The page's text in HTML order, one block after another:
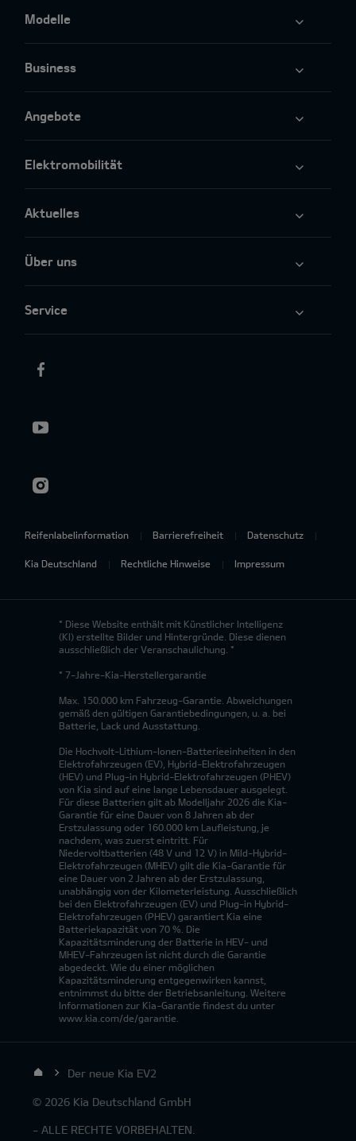
Modelle
Business
Angebote
Elektromobilität
Aktuelles
Über uns
Service
Reifenlabelinformation Barrierefreiheit Datenschutz
Kia Deutschland Rechtliche Hinweise Impressum
* Diese Website enthält mit Künstlicher Intelligenz
(KI) erstellte Bilder und Hintergründe. Diese dienen
ausschließlich der Veranschaulichung. *
* 7-Jahre-Kia-Herstellergarantie
Max. 150.000 km Fahrzeug-Garantie. Abweichungen
gemäß den gültigen Garantiebedingungen, u. a. bei
Batterie, Lack und Ausstattung.
Die Hochvolt-Lithium-Ionen-Batterieeinheiten in den
Elektrofahrzeugen (EV), Hybrid-Elektrofahrzeugen
(HEV) und Plug-in Hybrid-Elektrofahrzeugen (PHEV)
von Kia sind auf eine lange Lebensdauer ausgelegt.
Für diese Batterien gilt ab Modelljahr 2026 die Kia-
Garantie für eine Dauer von 8 Jahren ab der
Erstzulassung oder 160.000 km Laufleistung, je
nachdem, was zuerst eintritt. Für
Niedervoltbatterien (48 V und 12 V) in Mild-Hybrid-
Elektrofahrzeugen (MHEV) gilt die Kia-Garantie für
eine Dauer von 2 Jahren ab der Erstzulassung,
unabhängig von der Kilometerleistung. Ausschließlich
bei den Elektrofahrzeugen (EV) und Plug-in Hybrid-
Elektrofahrzeugen (PHEV) garantiert Kia eine
Batteriekapazität von 70 %. Die
Kapazitätsminderung der Batterie in HEV- und
MHEV-Fahrzeugen ist nicht durch die Garantie
abgedeckt. Wie du einer möglichen
Kapazitätsminderung entgegenwirken kannst,
entnimmst du bitte der Betriebsanleitung. Weitere
Informationen zur Kia-Garantie findest du unter
www.kia.com/de/garantie.
Der neue Kia EV2
© 2026 Kia Deutschland GmbH
- ALLE RECHTE VORBEHALTEN.